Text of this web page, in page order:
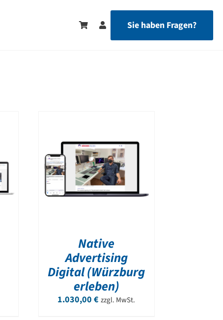
Sie haben Fragen?
Native
Advertising
Digital (Würzburg
erleben)
1.030,00€ zzgl. MwSt.